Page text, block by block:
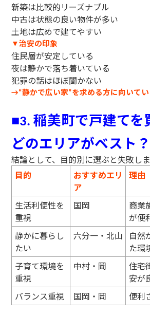
新築は比較的リーズナブル
中古は状態の良い物件が多い
土地は広めで建てやすい
▼治安の印象
住民層が安定している
夜は静かで落ち着いている
犯罪の話はほぼ聞かない
→“静かで広い家”を求める方に向いてい
■3.稲美町で戸建てを
どのエリアがベスト？
結論として、目的別に選ぶと失敗しま
目的
おすすめエリ
ア
理由
生活利便性を
重視
国岡
商業
が便
静かに暮らし
たい
六分一・北山
自然
た環
子育て環境を
重視
中村・岡
住宅
安が
バランス重視
国岡・岡 便利